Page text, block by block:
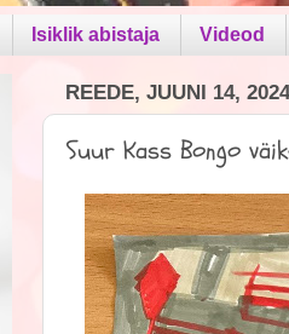
Isiklik abistaja Videod
REEDE, JUUNI 14,
Suur Kass Bongo